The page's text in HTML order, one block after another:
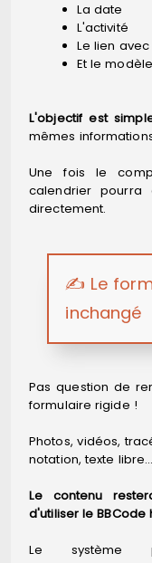
La date
L'activité
Le lien
Et le
L'objectif est
mêmes
Une fois le
calendrier pourra
directement.
✍️ Le
inchangé
Pas question de
formulaire rigide !
Photos, vidéos,
notation, texte libre…
Le contenu
d'utiliser le BBCode
Le système